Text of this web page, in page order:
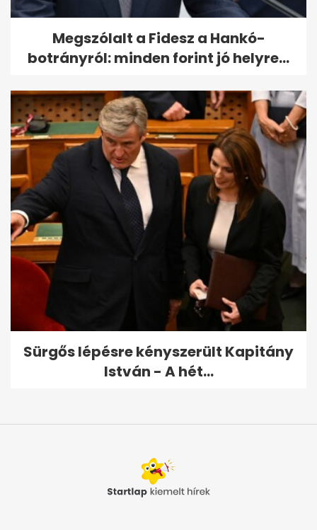
Megszólalt a Fidesz a Hankó-
botrányról: minden forint jó helyre...
Sürgős lépésre kényszerült Kapitány
István - A hét...